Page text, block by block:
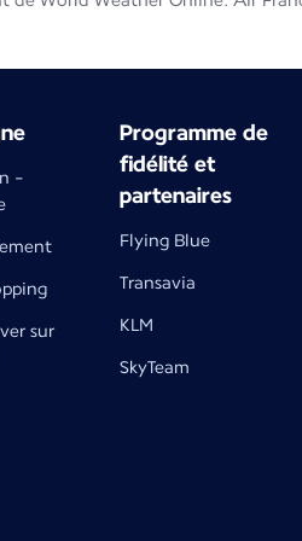
-
sur
Programme de
fidélité et
partenaires
Flying Blue
Transavia
KLM
SkyTeam